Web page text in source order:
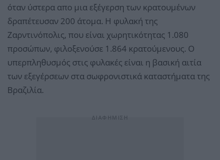
όταν ύστερα απο μια εξέγερση των κρατουμένων
δραπέτευσαν 200 άτομα. Η φυλακή της
Ζαρντινόπολις, που είναι χωρητικότητας 1.080
προσώπων, φιλοξενούσε 1.864 κρατούμενους. Ο
υπερπληθυσμός στις φυλακές είναι η βασική αιτία
των εξεγέρσεων στα σωφρονιστικά καταστήματα της
Βραζιλία.